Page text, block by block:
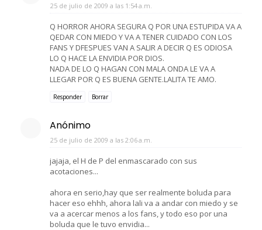
25 de julio de 2009 a las 1:54 a.m.
Q HORROR AHORA SEGURA Q POR UNA ESTUPIDA VA A
QEDAR CON MIEDO Y VA A TENER CUIDADO CON LOS
FANS Y DFESPUES VAN A SALIR A DECIR Q ES ODIOSA
LO Q HACE LA ENVIDIA POR DIOS.
NADA DE LO Q HAGAN CON MALA ONDA LE VA A
LLEGAR POR Q ES BUENA GENTE.LALITA TE AMO.
Responder Borrar
Anónimo
25 de julio de 2009 a las 2:06 a.m.
jajaja, el H de P del enmascarado con sus
acotaciones...
ahora en serio,hay que ser realmente boluda para
hacer eso ehhh, ahora lali va a andar con miedo y se
va a acercar menos a los fans, y todo eso por una
boluda que le tuvo envidia...